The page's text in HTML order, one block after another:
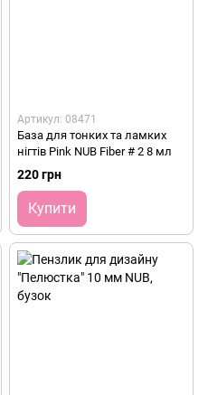
Артикул: 08471
База для тонких та ламких
нігтів Pink NUB Fiber # 2 8 мл
220 грн
Купити